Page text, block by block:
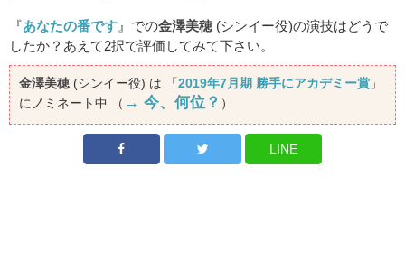
『あなたの番です 』での金澤美穂 (シンイー役)の演技はどうで
したか？あえて2択で評価してみて下さい。
金澤美穂 (シンイー役) は 「2019年7月期 勝手にアカデミー賞 」
にノミネート中 （ → 今、何位？ ）
LINE